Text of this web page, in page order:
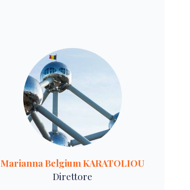
Marianna Belgium KARATOLIOU
Direttore